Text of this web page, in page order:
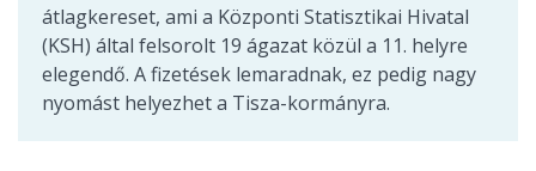
átlagkereset, ami a Központi Statisztikai Hivatal
(KSH) által felsorolt 19 ágazat közül a 11. helyre
elegendő. A fizetések lemaradnak, ez pedig nagy
nyomást helyezhet a Tisza-kormányra.